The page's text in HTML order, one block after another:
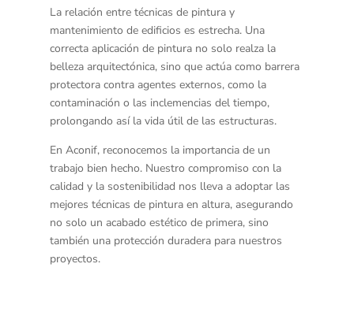
La relación entre técnicas de pintura y
mantenimiento de edificios es estrecha. Una
correcta aplicación de pintura no solo realza la
belleza arquitectónica, sino que actúa como barrera
protectora contra agentes externos, como la
contaminación o las inclemencias del tiempo,
prolongando así la vida útil de las estructuras.
En Aconif, reconocemos la importancia de un
trabajo bien hecho. Nuestro compromiso con la
calidad y la sostenibilidad nos lleva a adoptar las
mejores técnicas de pintura en altura, asegurando
no solo un acabado estético de primera, sino
también una protección duradera para nuestros
proyectos.